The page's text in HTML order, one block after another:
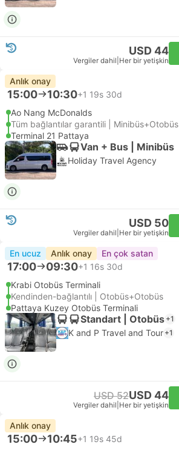
USD 44
Vergiler dahil Her bir yetişkin
Anlık onay
15:00 10:30+1 19s 30d
Ao Nang McDonalds
Tüm bağlantılar garantili | Minibüs+Otobüs
Terminal 21 Pattaya
Van + Bus | Minibüs
Holiday Travel Agency
USD 50
Vergiler dahil Her bir yetişkin
En ucuz Anlık onay En çok satan
17:00 09:30+1 16s 30d
Krabi Otobüs Terminali
Kendinden-bağlantılı | Otobüs+Otobüs
Pattaya Kuzey Otobüs Terminali
Standart | Otobüs +1
K and P Travel and Tour +1
USD 52USD 44
Vergiler dahil Her bir yetişkin
Anlık onay
15:00 10:45+1 19s 45d